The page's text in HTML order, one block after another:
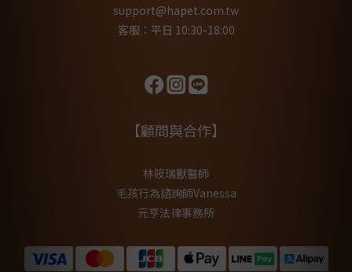
support@hapet.com.tw
客服：平日 10:30-18:00
【顧問與合作】
林筱瑞獸醫師
毛孩行為諮詢師Vanessa
元亨法律事務所